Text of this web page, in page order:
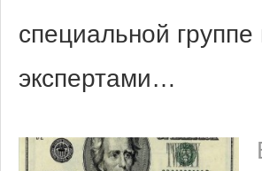
специальной
экспертами…